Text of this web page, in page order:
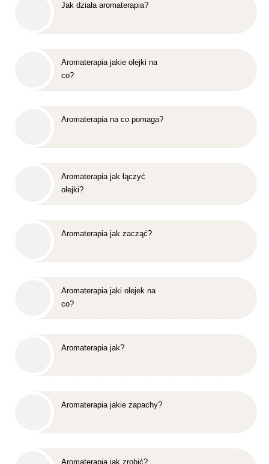
Jak działa aromaterapia?
Aromaterapia jakie olejki na
co?
Aromaterapia na co pomaga?
Aromaterapia jak łączyć
olejki?
Aromaterapia jak zacząć?
Aromaterapia jaki olejek na
co?
Aromaterapia jak?
Aromaterapia jakie zapachy?
Aromaterapia jak zrobić?